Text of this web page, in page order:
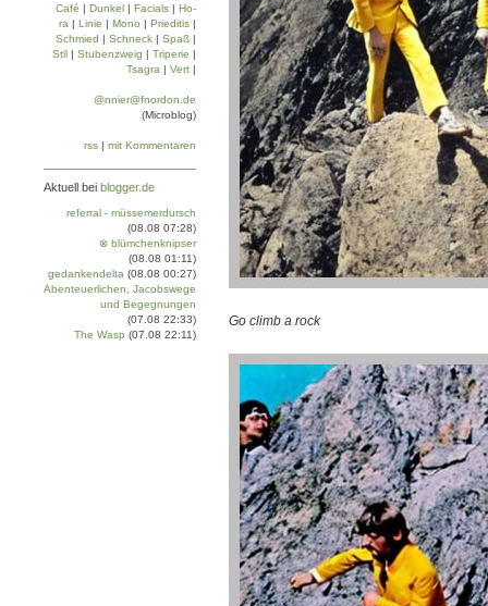
Go climb a rock
Café | Dun­kel | Facials | Ho­
ra | Linie | Mo­no | Prie­di­tis |
Schmied | Schneck | Spaß |
Stil | Stu­ben­zweig | Tri­pe­rie |
Tsa­gra | Vert |
@nnier@fnordon.de
(Microblog)
rss | mit Kommentaren
Aktuell bei blogger.de
referral - müssemerdursch
(08.08 07:28)
⊗ blümchenknipser
(08.08 01:11)
gedankendelta (08.08 00:27)
Abenteuerlichen, Jacobswege
und Begegnungen
(07.08 22:33)
The Wasp (07.08 22:11)